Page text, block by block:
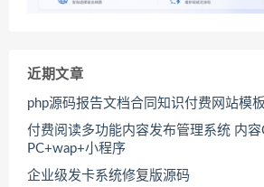
近期文章
php源码报告文档合同知识付费网站模板
付费阅读多功能内容发布管理系统 内
PC+wap+小程序
企业级发卡系统修复版源码